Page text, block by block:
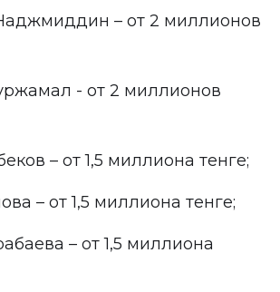
– от 2 миллионов
- от 2 миллионов
– от 1,5 миллиона тенге;
– от 1,5 миллиона тенге;
– от 1,5 миллиона